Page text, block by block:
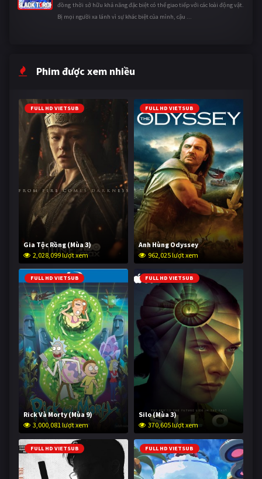
đồng thời sở hữu khả năng đặc biệt có thể giao tiếp với các loài động vật.
Bị mọi người xa lánh vì sự khác biệt của mình, cậu ...
Phim được xem nhiều
FULL HD VIETSUB
Gia Tộc Rồng (Mùa 3)
2,028,099 lượt xem
FULL HD VIETSUB
Anh Hùng Odyssey
962,025 lượt xem
FULL HD VIETSUB
Rick Và Morty (Mùa 9)
3,000,081 lượt xem
FULL HD VIETSUB
Silo (Mùa 3)
370,605 lượt xem
FULL HD VIETSUB FULL HD VIETSUB